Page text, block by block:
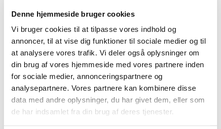
Denne hjemmeside bruger cookies
Vi bruger cookies til at tilpasse vores indhold og
annoncer, til at vise dig funktioner til sociale medier og til
at analysere vores trafik. Vi deler også oplysninger om
din brug af vores hjemmeside med vores partnere inden
for sociale medier, annonceringspartnere og
analysepartnere. Vores partnere kan kombinere disse
data med andre oplysninger, du har givet dem, eller som
de har indsamlet fra din brug af deres tjenester.
Martin Stummanns Jazzband har eksisteret siden 1989,
og tilsammen har medlemmerne mere end 200 års
erfaring som aktive musikere, så der er næsten garanti for
en god stemning.
Martin Stummanns Jazzband har eksisteret siden
1989.
Stærke fotografier